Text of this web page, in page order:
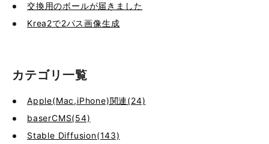
交換用のボールが届きました
Krea2で2パス画像生成
カテゴリ一覧
Apple(Mac,iPhone)関連(24)
baserCMS(54)
Stable Diffusion(143)